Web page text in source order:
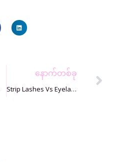
နောက်တစ်ခု
Strip Lashes Vs Eyelash Extensions- မင်းအတွက် ဘယ်အရာက သင့်တော်လဲ။